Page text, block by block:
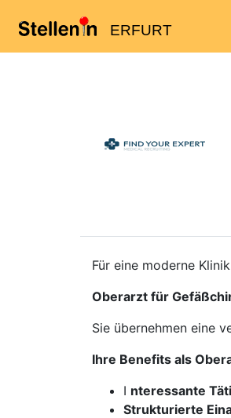
ERFURT
Für eine moderne
Oberarzt für
Sie übernehmen eine
Ihre Benefits als
I nteressante
Strukturierte